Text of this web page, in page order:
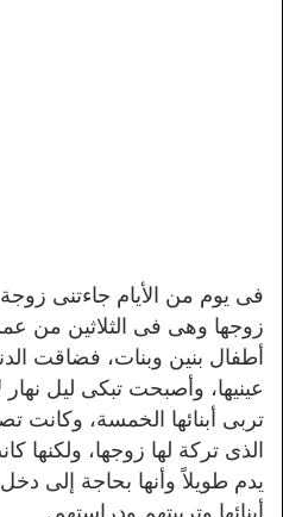
فى يوم من الأيام جاءتنى
زوجها وهى فى الثلاثين من
أطفال بنين وبنات، فضاقت
عينيها، وأصبحت تبكى ليل
تربى أبنائها الخمسة، وكانت
الذى تركة لها زوجها، ولكنها
يدم طويلاً وأنها بحاجة إلى
أبنائها وتربيتهم ودراستهم.